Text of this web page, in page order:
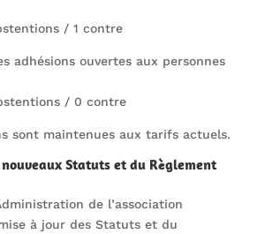
/ 1 contre
adhésions ouvertes aux personnes
/ 0 contre
sont maintenues aux tarifs actuels.
Statuts et du Règlement
de l’association
à jour des Statuts et du